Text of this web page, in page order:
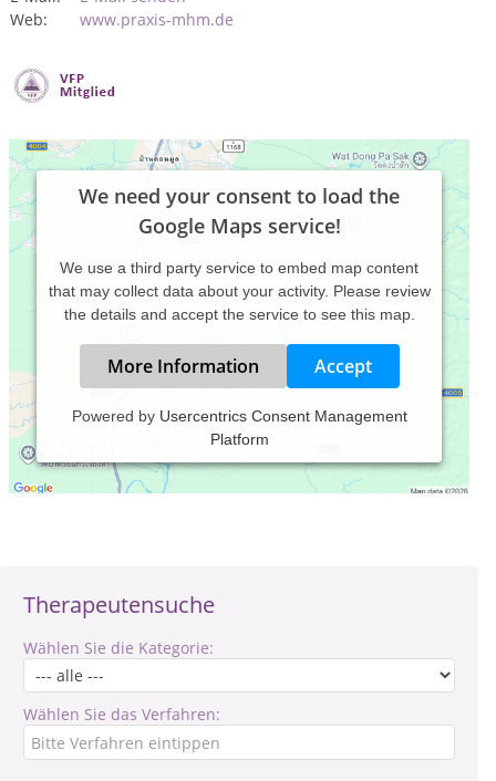
Therapeutensuche
Wählen Sie die Kategorie:
Wählen Sie das Verfahren:
Web:
www.praxis-mhm.de
We need your consent to load the
Google Maps service!
We use a third party service to embed map content
that may collect data about your activity. Please review
the details and accept the service to see this map.
More Information Accept
Powered by Usercentrics Consent Management
Platform
Verantwortlich für den Inhalt des Eintrages ist: Michael
Marciniak